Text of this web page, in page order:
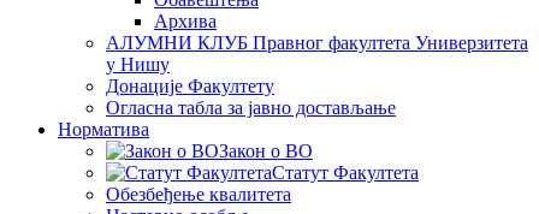
Архива
АЛУМНИ КЛУБ Правног факултета Универзитета
у Нишу
Донације Факултету
Огласна табла за јавно достављање
Норматива
Закон о ВО
Статут Факултета
Обезбеђење квалитета